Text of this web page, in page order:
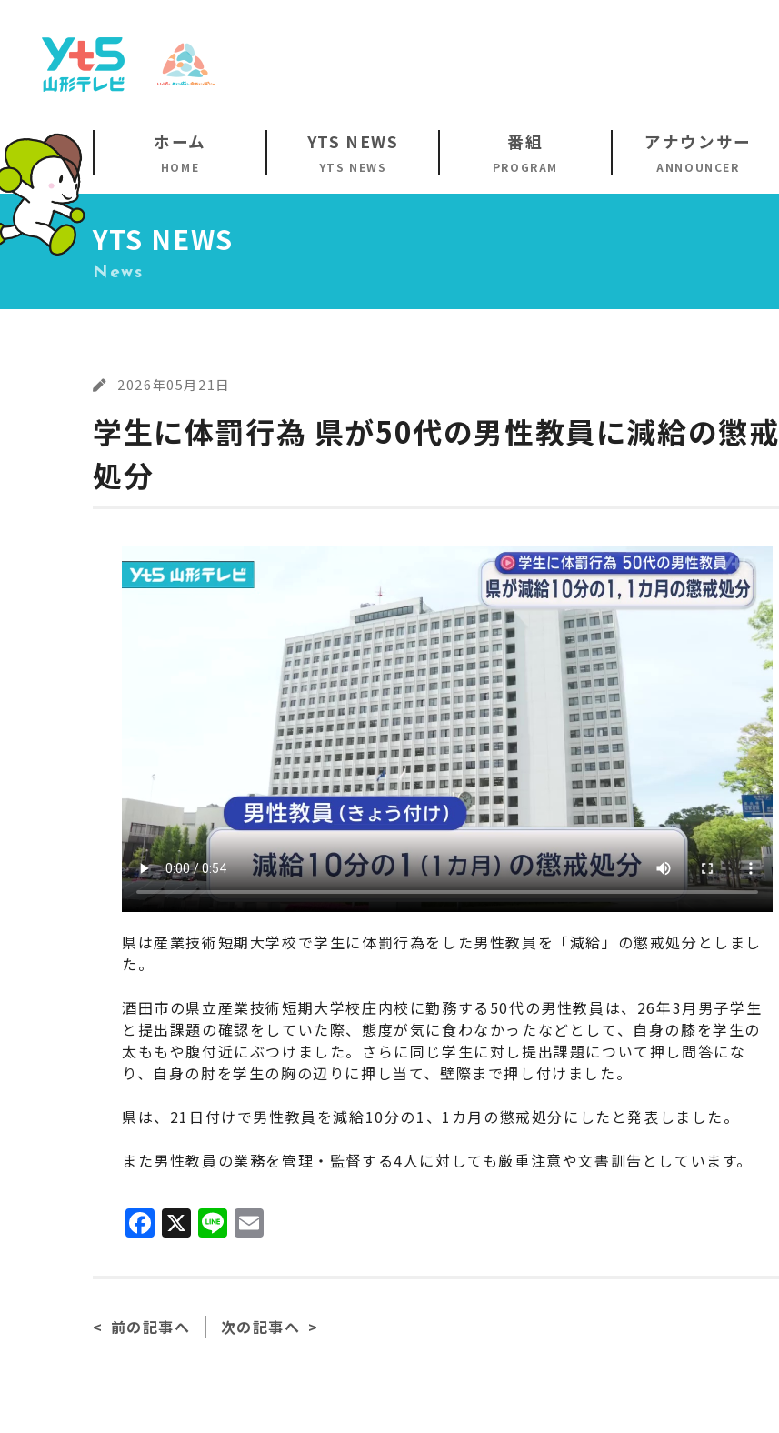
ホーム
HOME
YTS NEWS
YTS NEWS
番組
PROGRAM
アナウンサー
ANNOUNCER
YTS NEWS
News
2026年05月21日
学生に体罰行為 県が50代の男性教員に減給の懲戒
処分
県は産業技術短期大学校で学生に体罰行為をした男性教員を「減給」の懲戒処分としまし
た。
酒田市の県立産業技術短期大学校庄内校に勤務する50代の男性教員は、26年3月男子学生
と提出課題の確認をしていた際、態度が気に食わなかったなどとして、自身の膝を学生の
太ももや腹付近にぶつけました。さらに同じ学生に対し提出課題について押し問答にな
り、自身の肘を学生の胸の辺りに押し当て、壁際まで押し付けました。
県は、21日付けで男性教員を減給10分の1、1カ月の懲戒処分にしたと発表しました。
また男性教員の業務を管理・監督する4人に対しても厳重注意や文書訓告としています。
F
a
e
b
X Li
n
l
前の記事へ 次の記事へ